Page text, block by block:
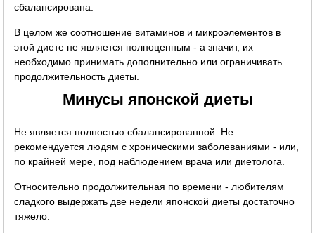
сбалансирована.
В целом же соотношение витаминов и микроэлементов в
этой диете не является полноценным - а значит, их
необходимо принимать дополнительно или ограничивать
продолжительность диеты.
Минусы японской диеты
Не является полностью сбалансированной. Не
рекомендуется людям с хроническими заболеваниями - или,
по крайней мере, под наблюдением врача или диетолога.
Относительно продолжительная по времени - любителям
сладкого выдержать две недели японской диеты достаточно
тяжело.